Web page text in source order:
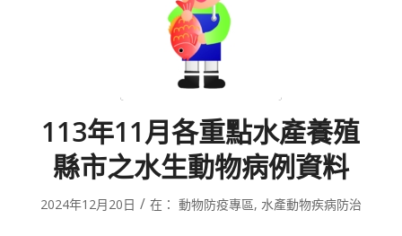
113年11月各重點水產養殖
縣市之水生動物病例資料
2024年12月20日 / 在： 動物防疫專區, 水產動物疾病防治